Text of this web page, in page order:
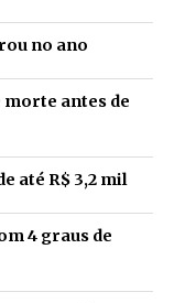
no ano
antes de
até R$ 3,2 mil
4 graus de